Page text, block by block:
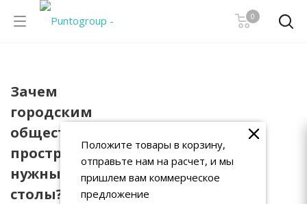
0
Зачем
городским
общественным
пространствам
нужны
столы?
Положите товары в корзину,
отправьте нам на расчет, и мы
пришлем вам коммерческое
предложение